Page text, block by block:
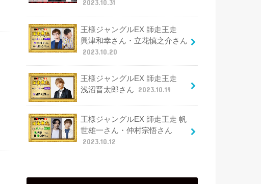
2023.10.31
王様ジャングルEX 師走王走
興津和幸さん・立花慎之介さん
2023.10.20
王様ジャングルEX 師走王走
浅沼晋太郎さん
2023.10.19
王様ジャングルEX 師走王走 帆
世雄一さん・仲村宗悟さん
2023.10.12